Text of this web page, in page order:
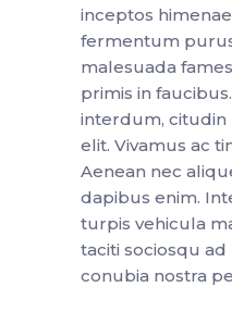
inceptos
fermentum
malesuada
primis in
interdum, citudin
elit. Vivamus ac
Aenean nec
dapibus enim.
turpis vehicula
taciti sociosqu
conubia nostra